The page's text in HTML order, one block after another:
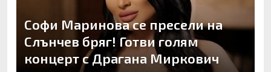
Софи Маринова се пресели на
Слънчев бряг! Готви голям
концерт с Драгана Миркович